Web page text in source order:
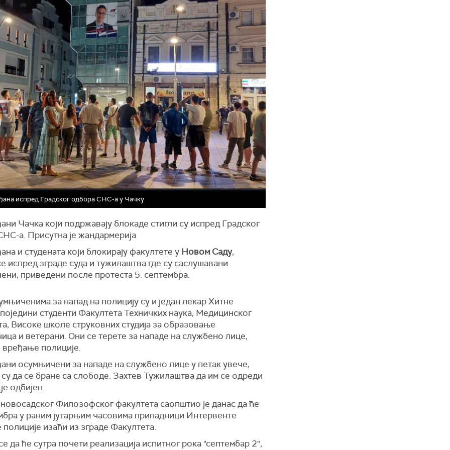
испред Градског одбора СНС-а у Чачку
ани Чачка који подржавају блокаде стигли су испред Градског
а. Присутна је жандармерија
и студената који блокирају факултете у Новом Саду,
испред зграде суда и тужилаштва где су саслушавани
приведени после протеста 5. септембра.
за напад на полицију су и један лекар Хитне
студенти Факултета Техничких наука, Медицинског
Високе школе струковних студија за образовање
и ветерани. Они се терете за нападе на службено лице,
полиције.
осумњичени за нападе на службено лице у петак увече,
да се бране са слободе. Захтев Тужилаштва да им се одреди
одбијен.
Филозофског факултета саопштио је данас да ће
у раним јутарњим часовима припадници Интервенте
полиције изаћи из зграде Факултета.
да ће сутра почети реализација испитног рока "септембар 2",